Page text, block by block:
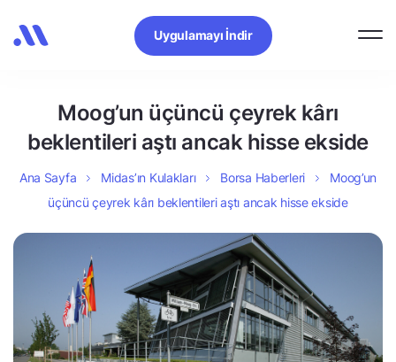
Uygulamayı İndir
Moog’un üçüncü çeyrek kârı
beklentileri aştı ancak hisse ekside
Ana Sayfa Midas’ın Kulakları Borsa Haberleri
Moog’un
üçüncü çeyrek kârı beklentileri aştı ancak hisse ekside